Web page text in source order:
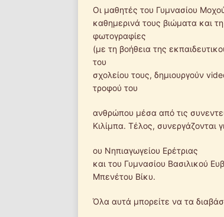
Οι μαθητές του Γυμνασίου
καθημερινά τους βιώματα και
φωτογραφίες
(με τη βοήθεια της
του
σχολείου τους, δημιουργούν
τροφού του
ανθρώπου μέσα από τις
Κιλίμπα. Τέλος, συνεργάζονται
ου Νηπιαγωγείου Ερέτριας
και του Γυμνασίου Βασιλικού
Μπενέτου Βίκυ.
Όλα αυτά μπορείτε να τα